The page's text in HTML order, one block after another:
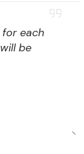
each
be